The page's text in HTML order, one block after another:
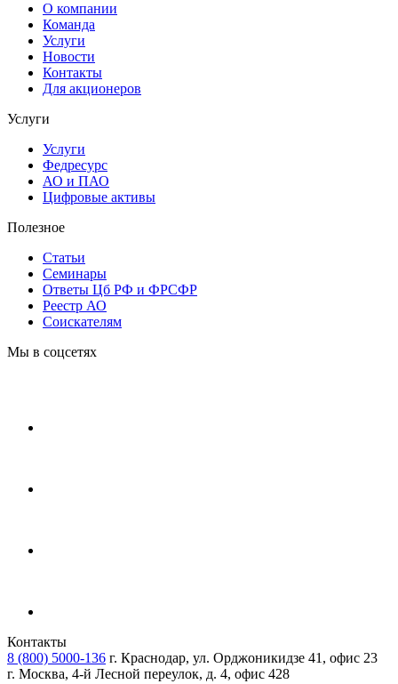
О компании
Команда
Услуги
Новости
Контакты
Для акционеров
Услуги
Услуги
Федресурс
АО и ПАО
Цифровые активы
Полезное
Статьи
Cеминары
Ответы Цб РФ и ФРСФР
Реестр АО
Соискателям
Мы в соцсетях
Контакты
8 (800) 5000-136 г. Краснодар, ул. Орджоникидзе 41, офис 23
г. Москва, 4-й Лесной переулок, д. 4, офис 428